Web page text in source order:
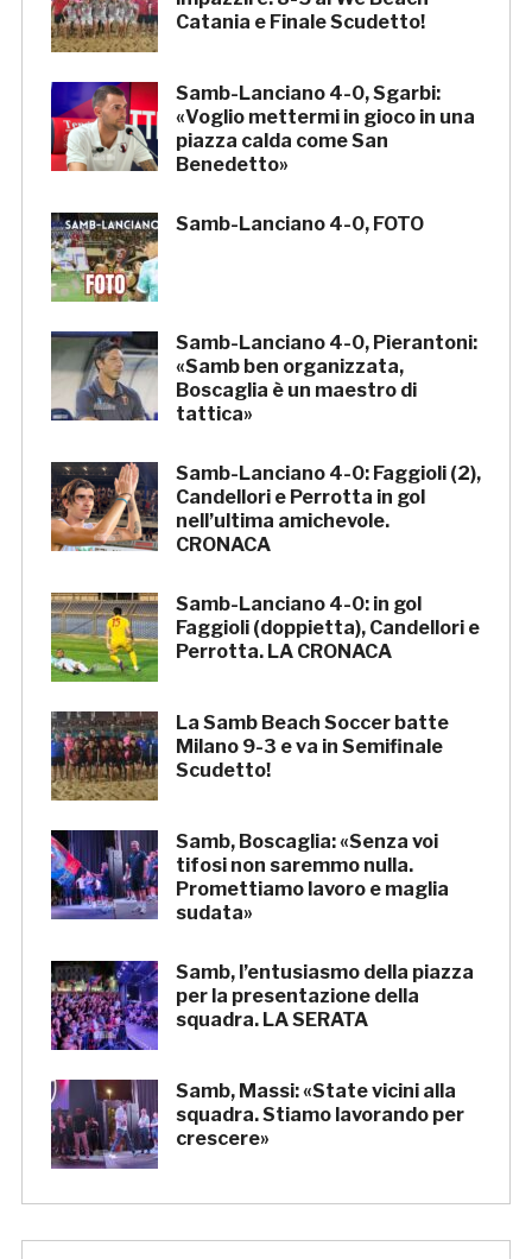
Catania e Finale Scudetto!
Samb-Lanciano 4-0, Sgarbi:
«Voglio mettermi in gioco in una
piazza calda come San
Benedetto»
Samb-Lanciano 4-0, FOTO
Samb-Lanciano 4-0, Pierantoni:
«Samb ben organizzata,
Boscaglia è un maestro di
tattica»
Samb-Lanciano 4-0: Faggioli (2),
Candellori e Perrotta in gol
nell’ultima amichevole.
CRONACA
Samb-Lanciano 4-0: in gol
Faggioli (doppietta), Candellori e
Perrotta. LA CRONACA
La Samb Beach Soccer batte
Milano 9-3 e va in Semifinale
Scudetto!
Samb, Boscaglia: «Senza voi
tifosi non saremmo nulla.
Promettiamo lavoro e maglia
sudata»
Samb, l’entusiasmo della piazza
per la presentazione della
squadra. LA SERATA
Samb, Massi: «State vicini alla
squadra. Stiamo lavorando per
crescere»